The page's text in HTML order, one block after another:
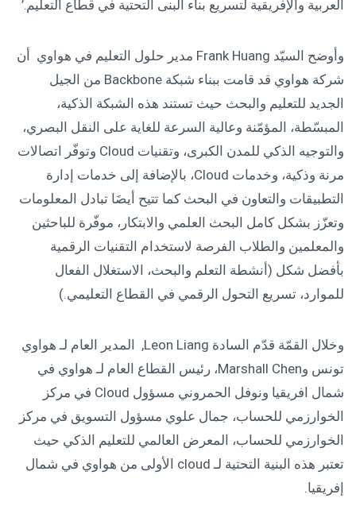
العربية والإفريقية لتسريع بناء البنى التحتية في قطاع التعليم.’
وأوضح السيّد Frank Huang مدير حلول التعليم في هواوي أن
شركة هواوي قد قامت ببناء شبكة Backbone من الجيل
الجديد للتعليم والبحث حيث تستند هذه الشبكة الذكية،
المبسّطة، المؤمّنة وعالية السرعة للغاية على النقل البصري،
والتوجيه الذكي للمدن الكبرى، وتقنيات Cloud وتوفّر اتصالات
مرنة وذكية، وخدمات Cloud، بالإضافة إلى خدمات إدارة
التطبيقات والتعاون في البحث كما تتيح أيضَا تبادل المعلومات
وتعزّز بشكل كامل البحث العلمي والابتكار، موفّرة للباحثين
والمعلمين والطلاب الفرصة لاستخدام التقنيات الرقمية
بأفضل شكل (أنشطة التعلم والبحث، الاستغلال الفعال
للموارد، تسريع التحول الرقمي في القطاع التعليمي.)
وخلال القمّة قدّم السادة Leon Liang, المدير العام لـ هواوي
تونس وMarshall Chen، رئيس القطاع العام لـ هواوي في
شمال افريقيا ونوفل الحمروني مسؤول Cloud في مركز
الخوارزمي للحساب، جمال علوي مسؤول التسويق في مركز
الخوارزمي للحساب، المعرض العالمي للتعليم الذكي حيث
تعتبر هذه البنية التحتية لـ cloud الأولى من هواوي في شمال
إفريقيا.